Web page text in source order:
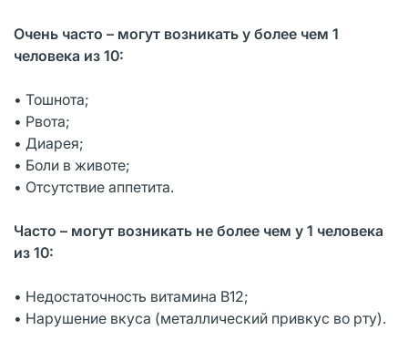
Очень часто – могут возникать у более чем 1
человека из 10:
• Тошнота;
• Рвота;
• Диарея;
• Боли в животе;
• Отсутствие аппетита.
Часто – могут возникать не более чем у 1 человека
из 10:
• Недостаточность витамина В12;
• Нарушение вкуса (металлический привкус во рту).